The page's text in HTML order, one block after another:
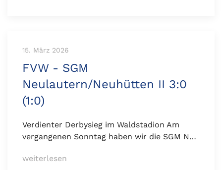
15. März 2026
FVW - SGM
Neulautern/Neuhütten II 3:0
(1:0)
Verdienter Derbysieg im Waldstadion Am
vergangenen Sonntag haben wir die SGM N…
weiterlesen